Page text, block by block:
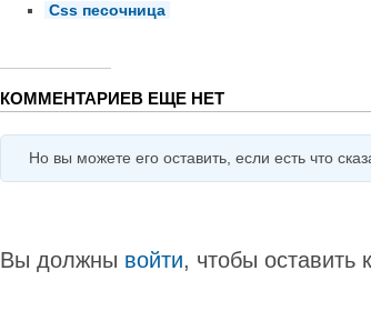
Css песочница
КОММЕНТАРИЕВ ЕЩЕ НЕТ
Но вы можете его оставить, если есть что
Вы должны войти, чтобы оставить